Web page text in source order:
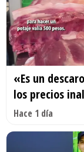
«Es un
los precios
Hace 1 día